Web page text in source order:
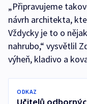
„Připravujeme
návrh architekta,
Vždycky je to o
nahrubo,“ vysvětlil
výheň, kladivo a
ODKAZ
Učitelů